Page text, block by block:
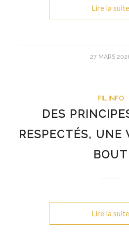
Lire la suite
27 MARS
FIL INFO
DES
RESPECTÉS, UNE
BOUT
Lire la suite